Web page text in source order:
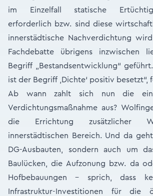
im Einzelfall statische
erforderlich bzw. sind diese
innerstädtische Nachverdichtung
Fachdebatte übrigens inzwischen
Begriff „Bestandsentwicklung“
ist der Begriff ‚Dichte‘ positiv besetzt“,
Ab wann zahlt sich nun die
Verdichtungsmaßnahme aus?
die Errichtung zusätzlicher
innerstädtischen Bereich. Und da
DG-Ausbauten, sondern auch um
Baulücken, die Aufzonung bzw. da
Hofbebauungen – sprich, dass
Infrastruktur-Investitionen für die